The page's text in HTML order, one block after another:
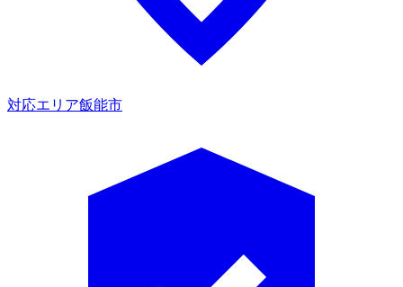
対応エリア飯能市